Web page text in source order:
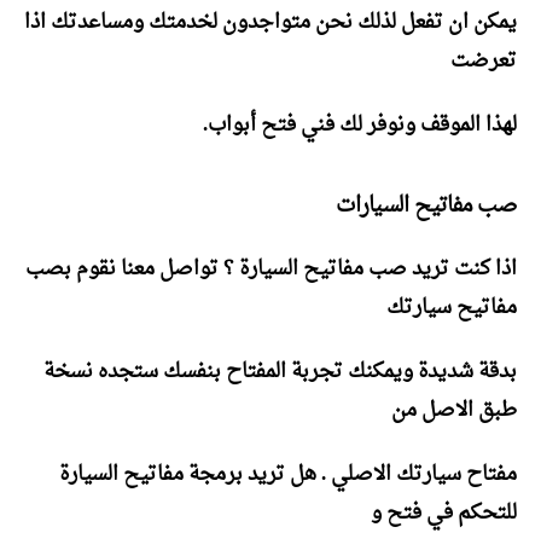
يمكن ان تفعل لذلك نحن متواجدون لخدمتك ومساعدتك اذا
تعرضت
لهذا الموقف ونوفر لك فني فتح أبواب.
صب مفاتيح السيارات
اذا كنت تريد صب مفاتيح السيارة ؟ تواصل معنا نقوم بصب
مفاتيح سيارتك
بدقة شديدة ويمكنك تجربة المفتاح بنفسك ستجده نسخة
طبق الاصل من
مفتاح سيارتك الاصلي . هل تريد برمجة مفاتيح السيارة
للتحكم في فتح و